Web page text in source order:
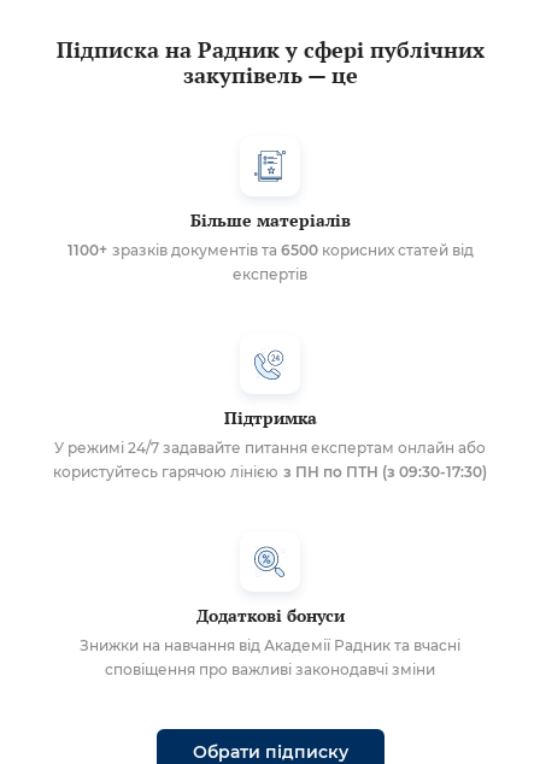
Підписка на Радник у сфері публічних
закупівель — це
Більше матеріалів
1100+ зразків документів та 6500корисних статей від
експертів
Підтримка
У режимі 24/7 задавайте питання експертам онлайн або
користуйтесь гарячою лінією з ПН по ПТН (з 09:30-17:30)
Додаткові бонуси
Знижки на навчання від Академії Радник та вчасні
сповіщення про важливі законодавчі зміни
Обрати підписку